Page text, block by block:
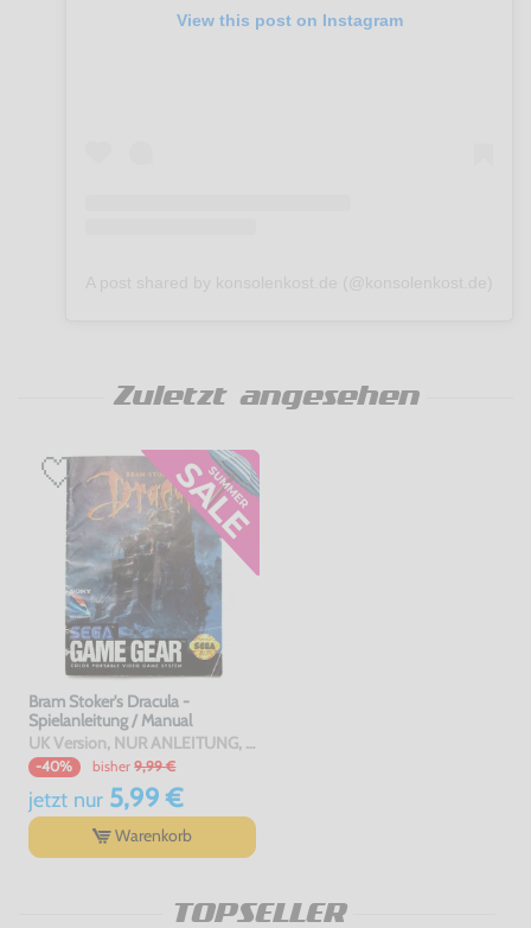
View this post on Instagram
Zuletzt angesehen
Bram Stoker's Dracula -
Spielanleitung / Manual
UK Version, NUR ANLEITUNG, gebraucht
-40% bisher 9,99 €
jetzt nur5,99 €
Warenkorb
TOPSELLER